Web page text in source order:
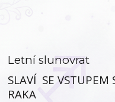
Letní slunovrat
SLAVÍ SE
RAKA